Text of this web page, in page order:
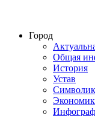
Город
Общая
История
Устав